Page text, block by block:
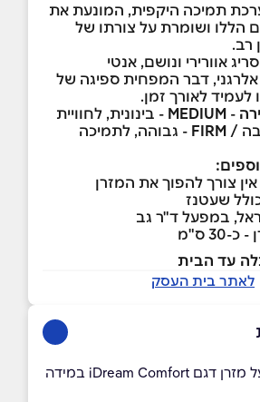
תמיכה היקפית, המונעת את
הללו ושומרת על צורתו של
רב.
אוורירי ונושם, אנטי
אלרגני, דבר המפחית ספיגה של
לעמיד לאורך זמן.
-
MEDIUM - בינונית, לחוויית
/
FIRM - גבוהה, לתמיכה
שעטנז
במפעל ד"ר גב
30 ס"מ
עד הבית
לאתר בית העסק
*ההטבה תקפה על מזרן דגם iDream Comfort במידה